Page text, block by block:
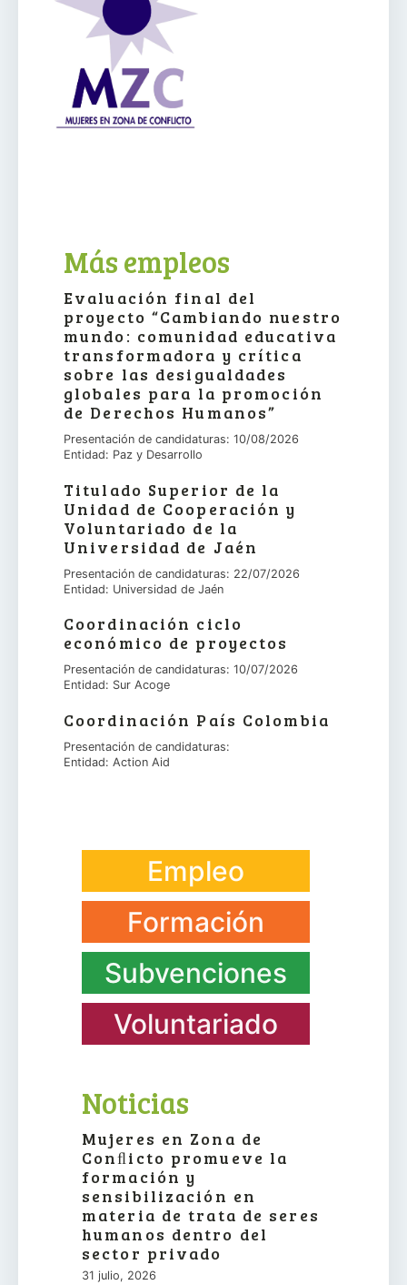
Más empleos
Evaluación final del
proyecto “Cambiando nuestro
mundo: comunidad educativa
transformadora y crítica
sobre las desigualdades
globales para la promoción
de Derechos Humanos”
Presentación de candidaturas: 10/08/2026
Entidad: Paz y Desarrollo
Titulado Superior de la
Unidad de Cooperación y
Voluntariado de la
Universidad de Jaén
Presentación de candidaturas: 22/07/2026
Entidad: Universidad de Jaén
Coordinación ciclo
económico de proyectos
Presentación de candidaturas: 10/07/2026
Entidad: Sur Acoge
Coordinación País Colombia
Presentación de candidaturas:
Entidad: Action Aid
Empleo
Formación
Subvenciones
Voluntariado
Noticias
Mujeres en Zona de
Conﬂicto promueve la
formación y
sensibilización en
materia de trata de seres
humanos dentro del
sector privado
31 julio, 2026